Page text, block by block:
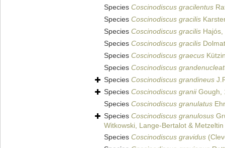
Species Coscinodiscus gracilentus
Species Coscinodiscus gracilis
Species Coscinodiscus gracilis Hajós,
Species Coscinodiscus gracilis
Species Coscinodiscus graecus
Species Coscinodiscus
Species Coscinodiscus grandineus
Species Coscinodiscus graniiGough,
Species Coscinodiscus granulatus
Species Coscinodiscus granulosus
Witkowski, Lange-Bertalot &
Species Coscinodiscus gravidus